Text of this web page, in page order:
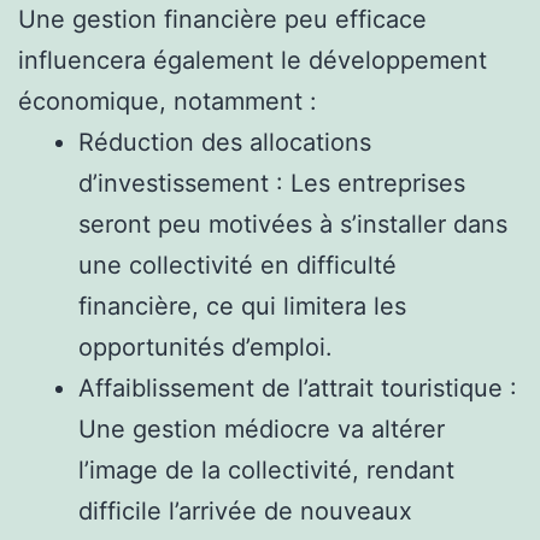
Une gestion financière peu efficace
influencera également le développement
économique, notamment :
Réduction des allocations
d’investissement : Les entreprises
seront peu motivées à s’installer dans
une collectivité en difficulté
financière, ce qui limitera les
opportunités d’emploi.
Affaiblissement de l’attrait touristique :
Une gestion médiocre va altérer
l’image de la collectivité, rendant
difficile l’arrivée de nouveaux